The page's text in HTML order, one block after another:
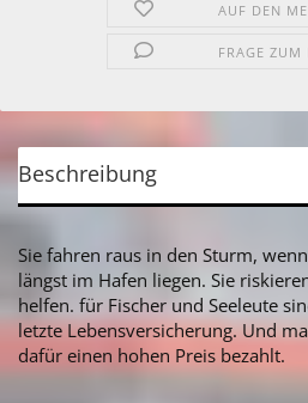
AUF DEN
FRAGE ZUM
Beschreibung
Sie fahren raus in den Sturm,
längst im Hafen liegen. Sie
helfen. für Fischer und Seeleute
letzte Lebensversicherung. Und
dafür einen hohen Preis bezahlt.